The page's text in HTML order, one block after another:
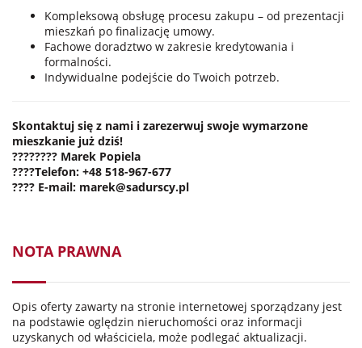
Kompleksową obsługę procesu zakupu – od prezentacji
mieszkań po finalizację umowy.
Fachowe doradztwo w zakresie kredytowania i
formalności.
Indywidualne podejście do Twoich potrzeb.
Skontaktuj się z nami i zarezerwuj swoje wymarzone
mieszkanie już dziś!
????‍???? Marek Popiela
????Telefon: +48 518-967-677
???? E-mail: marek@sadurscy.pl
NOTA PRAWNA
Opis oferty zawarty na stronie internetowej sporządzany jest
na podstawie oględzin nieruchomości oraz informacji
uzyskanych od właściciela, może podlegać aktualizacji.